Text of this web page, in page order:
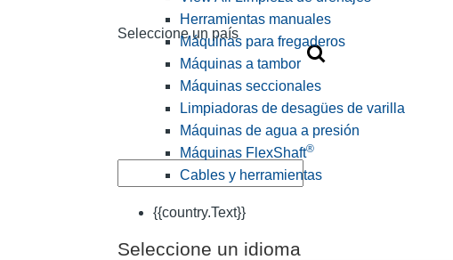
Seleccione un país
{{country.Text}}
Seleccione un idioma
Herramientas manuales
Máquinas para fregaderos
Máquinas a tambor
Máquinas seccionales
Limpiadoras de desagües de varilla
Máquinas de agua a presión
Máquinas FlexShaft®
Cables y herramientas